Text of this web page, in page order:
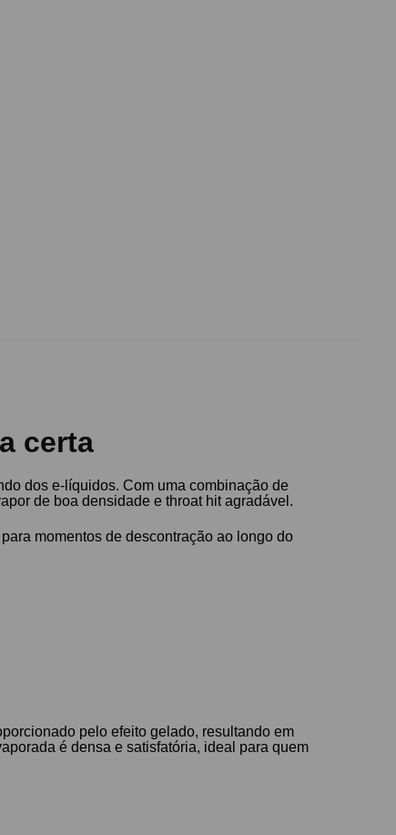
certa
dos e-líquidos. Com uma combinação de
de boa densidade e throat hit agradável.
momentos de descontração ao longo do
pelo efeito gelado, resultando em
é densa e satisfatória, ideal para quem